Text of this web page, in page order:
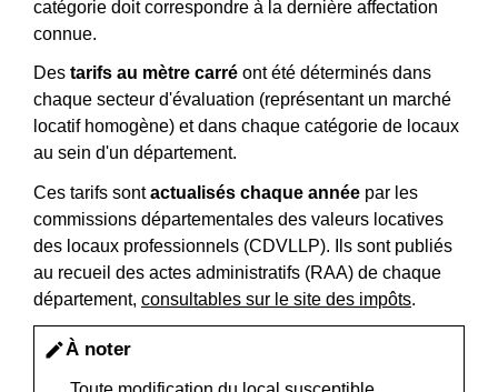
catégorie doit correspondre à la dernière affectation
connue.
Des tarifs au mètre carré ont été déterminés dans
chaque secteur d'évaluation (représentant un marché
locatif homogène) et dans chaque catégorie de locaux
au sein d'un département.
Ces tarifs sontactualisés chaque année par les
commissions départementales des valeurs locatives
des locaux professionnels (CDVLLP). Ils sont publiés
au recueil des actes administratifs (RAA) de chaque
département, consultables sur le site des impôts.
editÀ noter